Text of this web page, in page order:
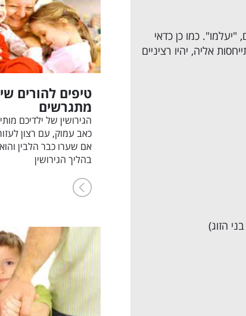
טיפים להורים
מתגרשים
הגירושין של ילדיכם
כאב עמוק, עם רצון
אם שערו כבר הלבין
בהליך הגירושין
כמו כן כדאי
אליה, יהיו רציניים
הזוג)